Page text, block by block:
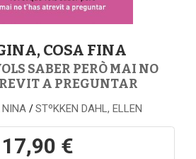
COSA FINA
SABER PERÒ MAI NO
A PREGUNTAR
NINA /STºKKEN DAHL, ELLEN
17,90 €